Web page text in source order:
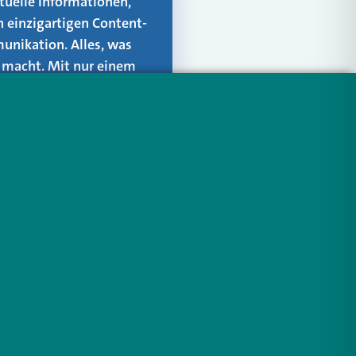
einzigartigen Content-
Alles, was
Mit nur einem